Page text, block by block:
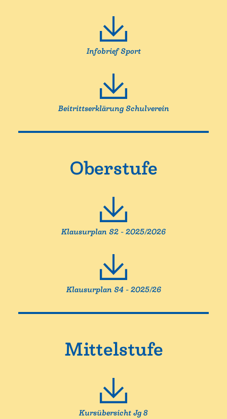
Infobrief Sport
Beitrittserklärung Schulverein
Oberstufe
Klausurplan S2 - 2025/2026
Klausurplan S4 - 2025/26
Mittelstufe
Kursübersicht Jg 8